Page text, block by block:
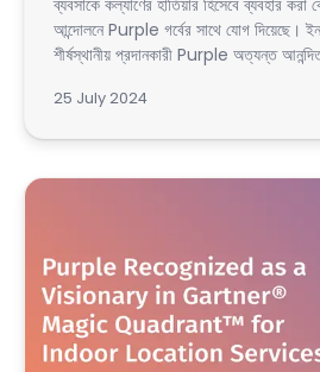
ব্যবসাকে কল্যাণের হাতিয়ার হিসেবে ব্যবহার করা
আন্দোলনে Purple গর্বের সাথে যোগ দিয়েছে।
শীর্ষস্থানীয় প্রদানকারী Purple অত্যন্ত
25 July 2024